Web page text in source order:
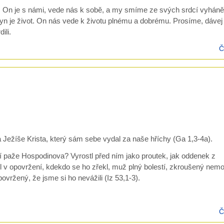
je s námi, vede nás k sobě, a my smíme ze svých srdcí
je život. On nás vede k životu plnému a dobrému. Prosíme, dávej
Krista, který sám sebe vydal za naše hříchy (Ga 1,3-4a).
Hospodinova? Vyrostl před ním jako proutek, jak oddenek z
opovržení, kdekdo se ho zřekl, muž plný bolestí, zkroušený
že jsme si ho nevážili (Iz 53,1-3).